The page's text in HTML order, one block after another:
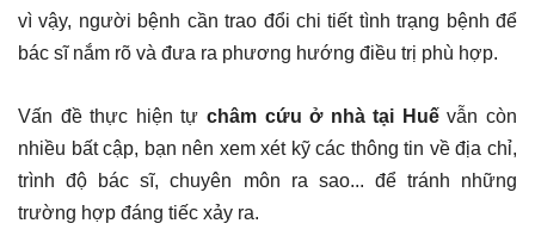
vì vậy, người bệnh cần trao đổi chi tiết tình trạng bệnh để
bác sĩ nắm rõ và đưa ra phương hướng điều trị phù hợp.
Vấn đề thực hiện tự châm cứu ở nhà tại Huếvẫn còn
nhiều bất cập, bạn nên xem xét kỹ các thông tin về địa chỉ,
trình độ bác sĩ, chuyên môn ra sao... để tránh những
trường hợp đáng tiếc xảy ra.